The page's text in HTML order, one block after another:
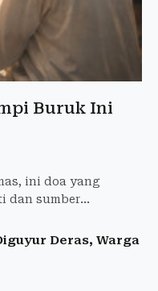
Buruk Ini
ini doa yang
dan sumber
Deras, Warga